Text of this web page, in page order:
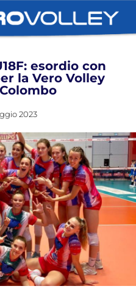
esordio con
la Vero Volley
2023